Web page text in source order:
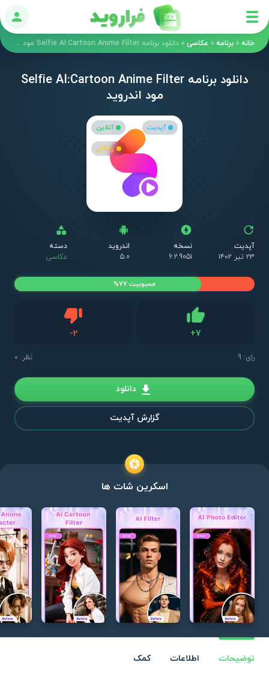
ورود
خانه » برنامه » عکاسی » دانلود برنامه Selfie AI:Cartoon Anime Filter مود اندروید
دانلود برنامه Selfie AI:Cartoon Anime Filter
مود اندروید
آپدیت آنلاین
رایگان
آپدیت
۲۳ تیر ۱۴۰۲
نسخه
6.2.9051
اندروید
5.0
دسته
عکاسی
+7
-2دیس لایک
رای: 9 نظر: 0
محبوبیت 77%
دانلود
گزارش آپدیت
اسکرین شات ها
توضیحات اطلاعات کمک